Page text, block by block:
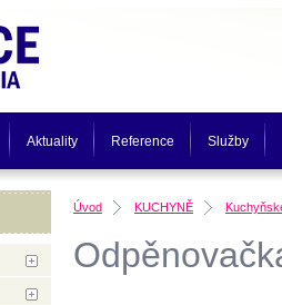
Aktuality Reference Služby
Úvod KUCHYNĚ